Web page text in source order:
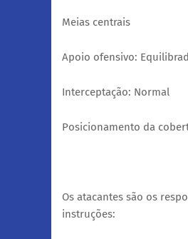
Meias centrais
Apoio ofensivo:
Interceptação: Normal
Posicionamento da
Os atacantes são os
instruções: